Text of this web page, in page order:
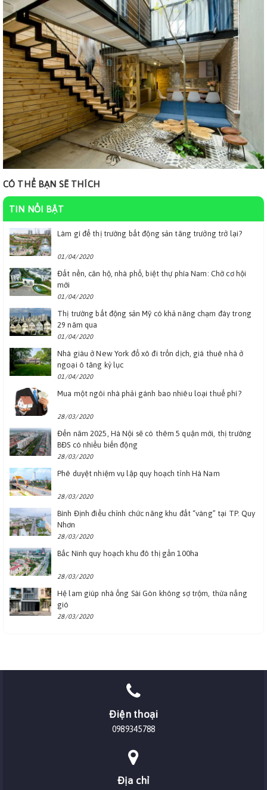
CÓ THỂ BẠN SẼ THÍCH
TIN NỔI BẬT
Làm gì để thị trường bất động sản tăng trưởng trở lại?
01/04/2020
Đất nền, căn hộ, nhà phố, biệt thự phía Nam: Chờ cơ hội
mới
01/04/2020
Thị trường bất động sản Mỹ có khả năng chạm đáy trong
29 năm qua
01/04/2020
Nhà giàu ở New York đổ xô đi trốn dịch, giá thuê nhà ở
ngoại ô tăng kỷ lục
01/04/2020
Mua một ngôi nhà phải gánh bao nhiêu loại thuế phí?
28/03/2020
Đến năm 2025, Hà Nội sẽ có thêm 5 quận mới, thị trường
BĐS có nhiều biến động
28/03/2020
Phê duyệt nhiệm vụ lập quy hoạch tỉnh Hà Nam
28/03/2020
Bình Định điều chỉnh chức năng khu đất “vàng” tại TP. Quy
Nhơn
28/03/2020
Bắc Ninh quy hoạch khu đô thị gần 100ha
28/03/2020
Hệ lam giúp nhà ống Sài Gòn không sợ trộm, thừa nắng
gió
28/03/2020
Điện thoại
0989345788
Địa chỉ